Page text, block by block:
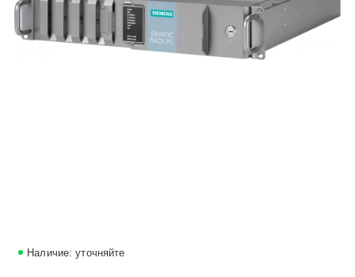
Наличие: уточняйте